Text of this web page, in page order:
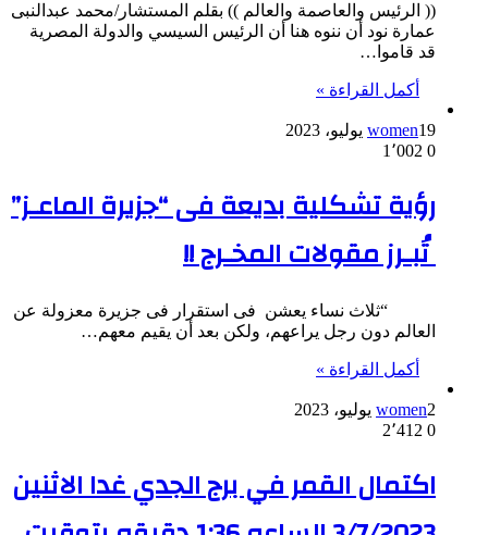
(( الرئيس والعاصمة والعالم )) بقلم المستشار/محمد عبدالنبى
عمارة نود أن ننوه هنا أن الرئيس السيسي والدولة المصرية
قد قاموا…
أكمل القراءة »
women19 يوليو، 2023
0
رؤية تشكلية بديعة فى “جزيرة الماعـز”
تُبـرز مقولات المخـرج !!
“ثلاث نساء يعشن فى استقرار فى جزيرة معزولة عن
العالم دون رجل يراعهم، ولكن بعد أن يقيم معهم…
أكمل القراءة »
women2 يوليو، 2023
0
اكتمال القمر في برج الجدي غدا الاثنين